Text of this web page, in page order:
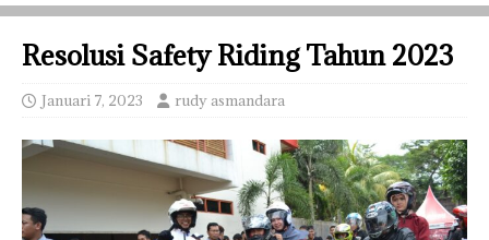
Resolusi Safety Riding Tahun 2023
Januari 7, 2023 rudy asmandara